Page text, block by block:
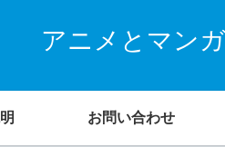
アニメとマン
お問い合わせ